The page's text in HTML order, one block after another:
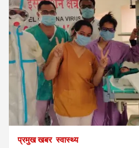
प्रमुख खबर स्वास्थ्य